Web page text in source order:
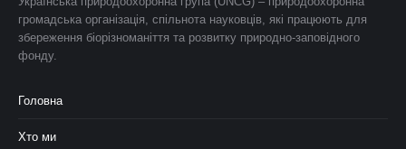
громадська організація, спільнота науковців, які працюють для
збереження біорізноманіття та розвитку природно-заповідного
фонду.
Головна
Хто ми